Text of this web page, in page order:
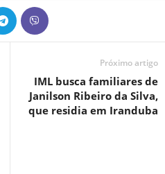
Próximo artigo
IML busca familiares de
Janilson Ribeiro da Silva,
que residia em Iranduba